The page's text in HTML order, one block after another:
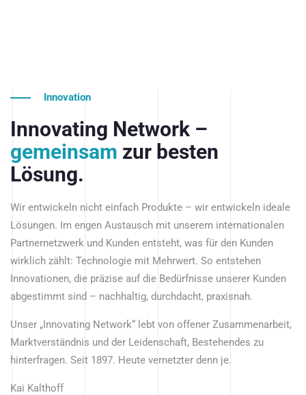
Innovation
Innovating Network –
gemeinsam zur besten
Lösung.
Wir entwickeln nicht einfach Produkte – wir entwickeln ideale
Lösungen. Im engen Austausch mit unserem internationalen
Partnernetzwerk und Kunden entsteht, was für den Kunden
wirklich zählt: Technologie mit Mehrwert. So entstehen
Innovationen, die präzise auf die Bedürfnisse unserer Kunden
abgestimmt sind – nachhaltig, durchdacht, praxisnah.
Unser „Innovating Network“ lebt von offener Zusammenarbeit,
Marktverständnis und der Leidenschaft, Bestehendes zu
hinterfragen. Seit 1897. Heute vernetzter denn je.
Kai Kalthoff